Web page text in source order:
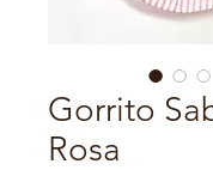
Gorrito
Rosa